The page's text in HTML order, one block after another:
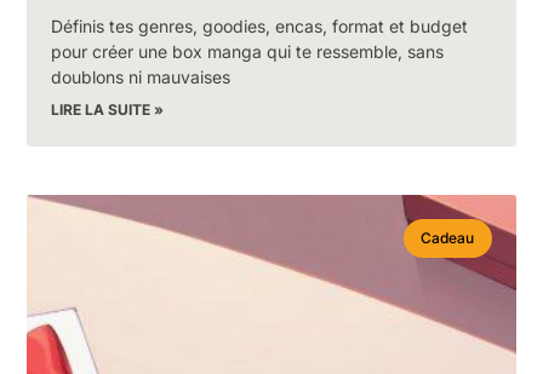
Définis tes genres, goodies, encas, format et budget
pour créer une box manga qui te ressemble, sans
doublons ni mauvaises
LIRE LA SUITE »
Cadeau